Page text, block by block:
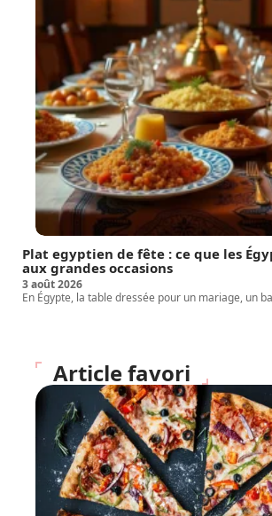
Plat egyptien de fête : ce que les
aux grandes occasions
3 août 2026
En Égypte, la table dressée pour un mariage, un
Article favori